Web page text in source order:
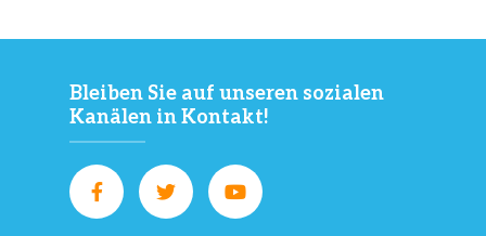
Bleiben Sie auf unseren sozialen
Kanälen in Kontakt!